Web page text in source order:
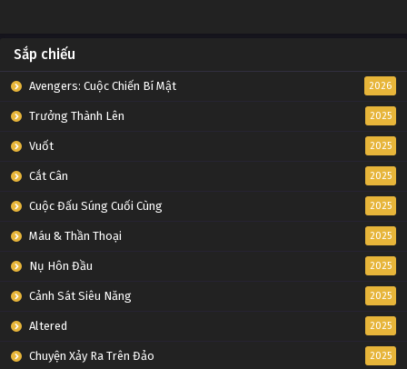
Sắp chiếu
Avengers: Cuộc Chiến Bí Mật 2026
Trưởng Thành Lên 2025
Vuốt 2025
Cắt Cân 2025
Cuộc Đấu Súng Cuối Cùng 2025
Máu & Thần Thoại 2025
Nụ Hôn Đầu 2025
Cảnh Sát Siêu Năng 2025
Altered 2025
Chuyện Xảy Ra Trên Đảo 2025